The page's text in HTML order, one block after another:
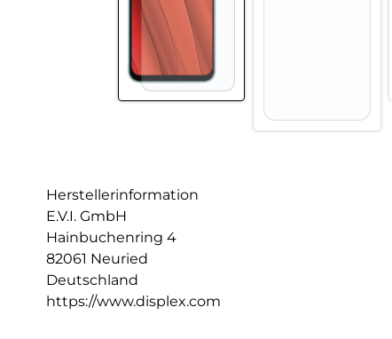
Herstellerinformation
E.V.I. GmbH
Hainbuchenring 4
82061 Neuried
Deutschland
https://www.displex.com